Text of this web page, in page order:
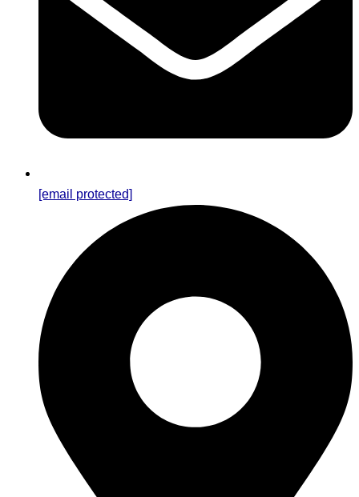
[email protected]